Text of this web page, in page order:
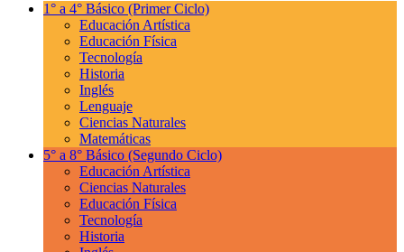
1° a 4° Básico (Primer Ciclo)
Educación Artística
Educación Física
Tecnología
Historia
Inglés
Lenguaje
Ciencias Naturales
Matemáticas
5° a 8° Básico (Segundo Ciclo)
Educación Artística
Ciencias Naturales
Educación Física
Tecnología
Historia